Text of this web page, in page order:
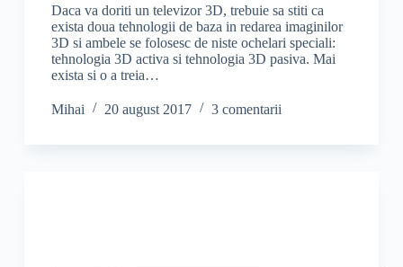
Daca va doriti un televizor 3D, trebuie sa stiti ca
exista doua tehnologii de baza in redarea imaginilor
3D si ambele se folosesc de niste ochelari speciali:
tehnologia 3D activa si tehnologia 3D pasiva. Mai
exista si o a treia…
Mihai 20 august 2017 3 comentarii